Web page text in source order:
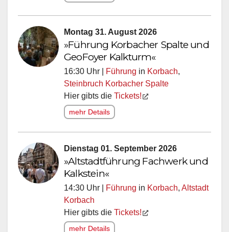
Montag 31. August 2026
»Führung Korbacher Spalte und
GeoFoyer Kalkturm«
16:30 Uhr | Führung in Korbach,
Steinbruch Korbacher Spalte
Hier gibts die Tickets!
mehr Details
Dienstag 01. September 2026
»Altstadtführung Fachwerk und
Kalkstein«
14:30 Uhr | Führung in Korbach, Altstadt
Korbach
Hier gibts die Tickets!
mehr Details